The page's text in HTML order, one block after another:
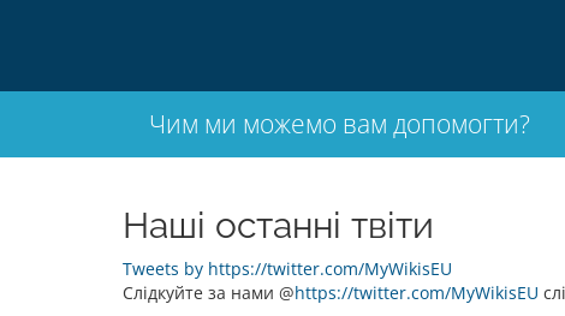
Чим ми можемо вам допомогти?
Наші останні твіти
Tweets by https://twitter.com/MyWikisEU
Слідкуйте за нами @https://twitter.com/MyWikisEU